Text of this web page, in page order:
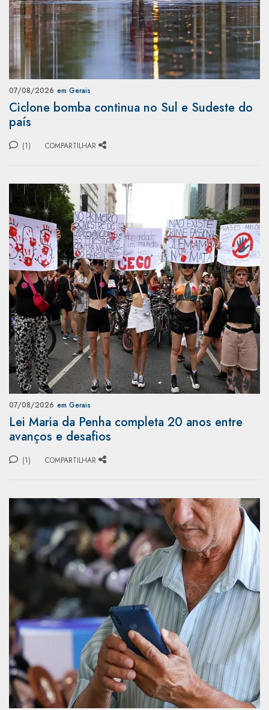
07/08/2026 em Gerais
Ciclone bomba continua no Sul e Sudeste do
país
(1) COMPARTILHAR
07/08/2026 em Gerais
Lei Maria da Penha completa 20 anos entre
avanços e desafios
(1) COMPARTILHAR